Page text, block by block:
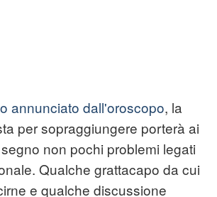
annunciato dall'oroscopo, la
per sopraggiungere porterà ai
non pochi problemi legati
Qualche grattacapo da cui
e qualche discussione